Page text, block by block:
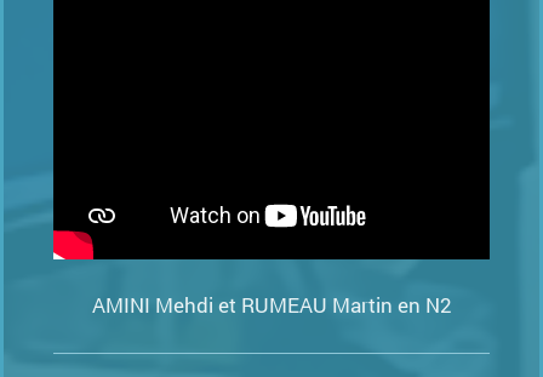
AMINI Mehdi et RUMEAU Martin en N2